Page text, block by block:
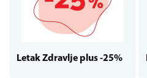
Letak Zdravlje plus -25%